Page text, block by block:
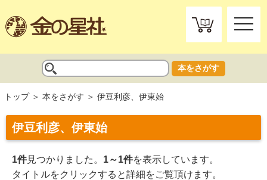
toggle
本をさがす
トップ 本をさがす 伊豆利彦、伊東始
伊豆利彦、伊東始
1件見つかりました。 1～1件を表示しています。
タイトルをクリックすると詳細をご覧頂けます。